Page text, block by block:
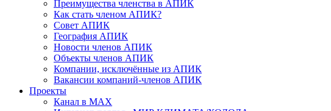
Преимущества членства в АПИК
Как стать членом АПИК?
Совет АПИК
География АПИК
Новости членов АПИК
Объекты членов АПИК
Компании, исключённые из АПИК
Вакансии компаний-членов АПИК
Проекты
Канал в MAX